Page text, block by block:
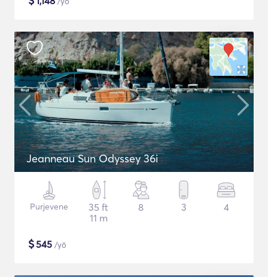
Jeanneau Sun Odyssey 36i
Purjevene
35 ft
11 m
8 3 4
$545 /yö